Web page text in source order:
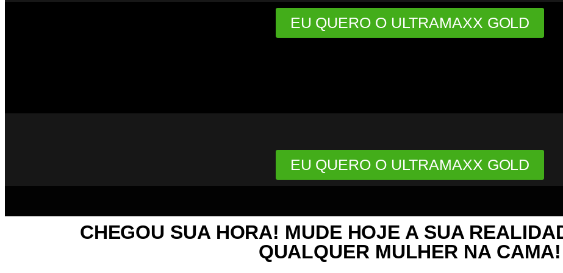
EU QUERO O ULTRAMAXX GOLD
EU QUERO O ULTRAMAXX GOLD
CHEGOU SUA HORA! MUDE HOJE A SUA
QUALQUER MULHER NA CAMA!